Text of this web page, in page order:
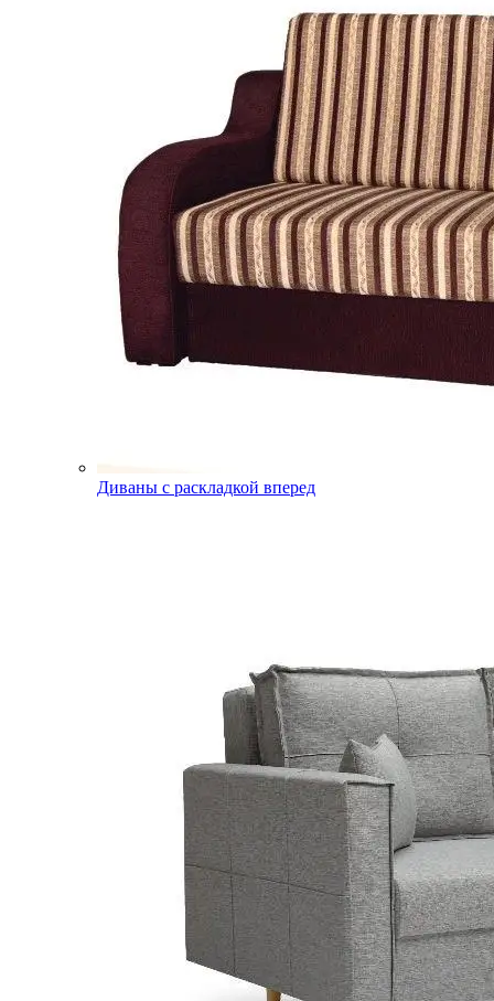
Диваны с раскладкой вперед